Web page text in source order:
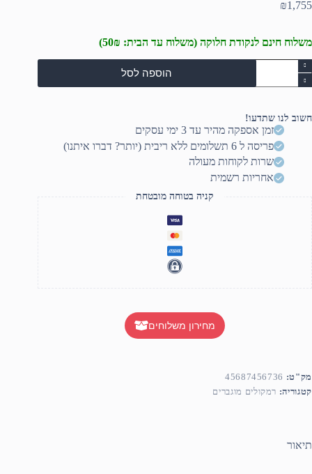
₪1,755
משלוח חינם לנקודת חלוקה (משלוח עד הבית: 50₪)
כמות
של
מוניטור
הוספה לסל
חשוב לנו שתדעו!
זמן אספקה מהיר עד 3 ימי עסקים
פריסה ל 6 תשלומים ללא ריבית (יותר? דברו איתנו)
שרות לקוחות מעולה
אחריות רשמית
קניה בטוחה מובטחת
מחירון משלוחים
מק"ט: 45687456736
קטגוריה: רמקולים מוגברים
תיאור